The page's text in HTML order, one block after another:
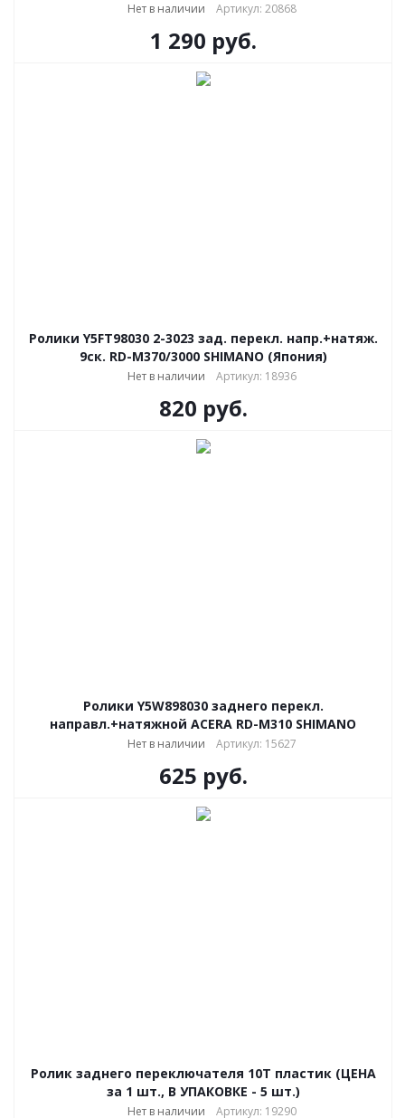
Нет в наличии Артикул: 20868
1 290 руб.
Ролики Y5FT98030 2-3023 зад. перекл. напр.+натяж.
9ск. RD-M370/3000 SHIMANO (Япония)
Нет в наличии Артикул: 18936
820 руб.
Ролики Y5W898030 заднего перекл.
направл.+натяжной ACERA RD-M310 SHIMANO
Нет в наличии Артикул: 15627
625 руб.
Ролик заднего переключателя 10T пластик (ЦЕНА
за 1 шт., В УПАКОВКЕ - 5 шт.)
Нет в наличии Артикул: 19290